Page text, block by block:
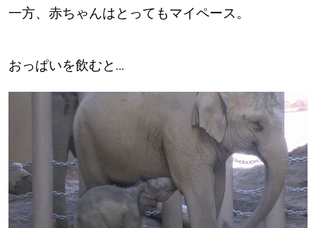
all
道南
道東
一方、赤ちゃんはとってもマイペース。
おっぱいを飲むと…